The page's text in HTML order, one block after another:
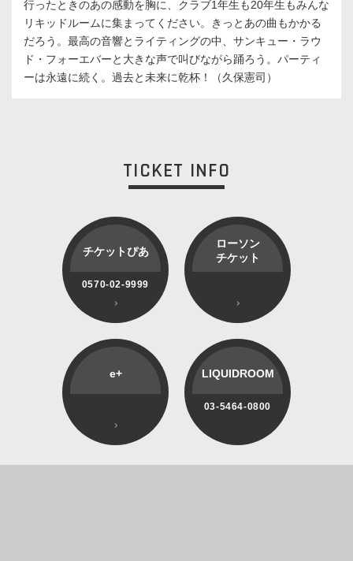
行ったときのあの感動を胸に、クラブ1年生も20年生もみんな
リキッドルームに集まってください。きっとあの曲もかかる
だろう。最高の音響とライティングの中、サンキュー・ラウ
ド・フォーエバーと大きな声で叫びながら踊ろう。パーティ
ーは永遠に続く。過去と未来に乾杯！（久保憲司）
TICKET INFO
チケットぴあ
0570-02-9999
ローソン
チケット
e+ LIQUIDROOM
03-5464-0800